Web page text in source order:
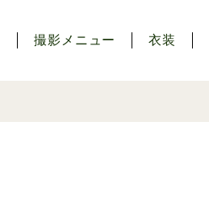
撮影メニュー 衣装